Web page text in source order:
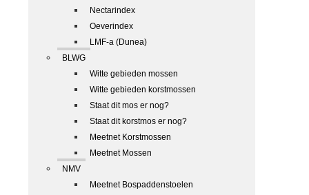
Nectarindex
Oeverindex
LMF-a (Dunea)
BLWG
Witte gebieden mossen
Witte gebieden korstmossen
Staat dit mos er nog?
Staat dit korstmos er nog?
Meetnet Korstmossen
Meetnet Mossen
NMV
Meetnet Bospaddenstoelen